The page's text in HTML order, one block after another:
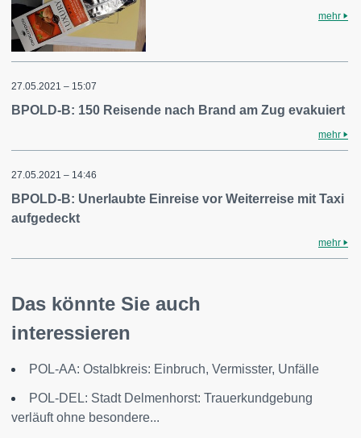
mehr
27.05.2021 – 15:07
BPOLD-B: 150 Reisende nach Brand am Zug evakuiert
mehr
27.05.2021 – 14:46
BPOLD-B: Unerlaubte Einreise vor Weiterreise mit Taxi
aufgedeckt
mehr
Das könnte Sie auch
interessieren
POL-AA: Ostalbkreis: Einbruch, Vermisster, Unfälle
POL-DEL: Stadt Delmenhorst: Trauerkundgebung
verläuft ohne besondere...